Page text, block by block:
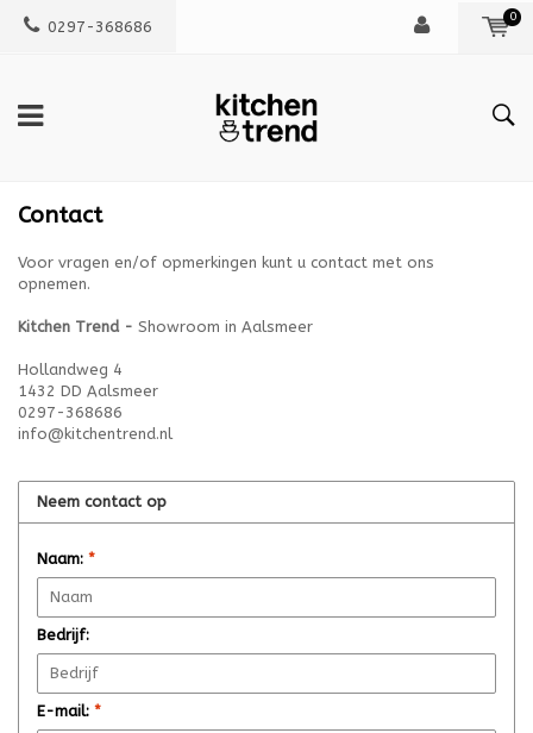
0297-368686
0
Contact
Voor vragen en/of opmerkingen kunt u contact met ons
opnemen.
Kitchen Trend - Showroom in Aalsmeer
Hollandweg 4
1432 DD Aalsmeer
0297-368686
info@kitchentrend.nl
Neem contact op
Naam: *
Bedrijf:
E-mail: *